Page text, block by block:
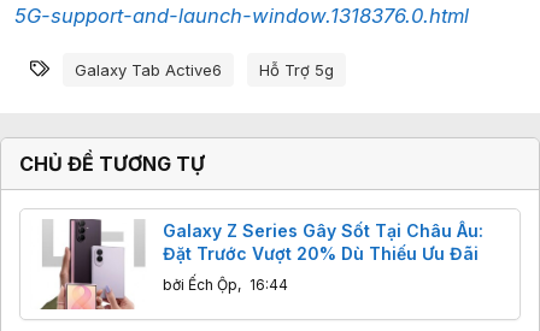
5G-support-and-launch-window.1318376.0.html
Từ khóa
Galaxy Tab Active6 Hỗ Trợ 5g
CHỦ ĐỀ TƯƠNG TỰ
Galaxy Z Series Gây Sốt Tại Châu Âu:
Đặt Trước Vượt 20% Dù Thiếu Ưu Đãi
bởi Ếch Ộp, 16:44